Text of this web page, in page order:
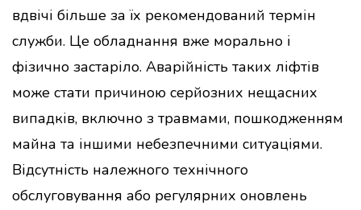
вдвічі більше за їх рекомендований термін
служби. Це обладнання вже морально і
фізично застаріло. Аварійність таких ліфтів
може стати причиною серйозних нещасних
випадків, включно з травмами, пошкодженням
майна та іншими небезпечними ситуаціями.
Відсутність належного технічного
обслуговування або регулярних оновлень